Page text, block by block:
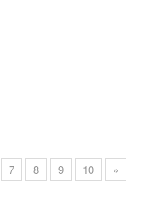
7 8 9 10 »